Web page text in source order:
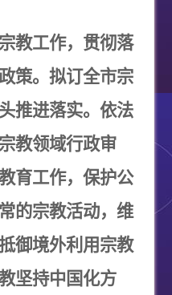
教工作，贯彻落
策。拟订全市宗
推进落实。依法
教领域行政审
育工作，保护公
的宗教活动，维
御境外利用宗教
坚持中国化方